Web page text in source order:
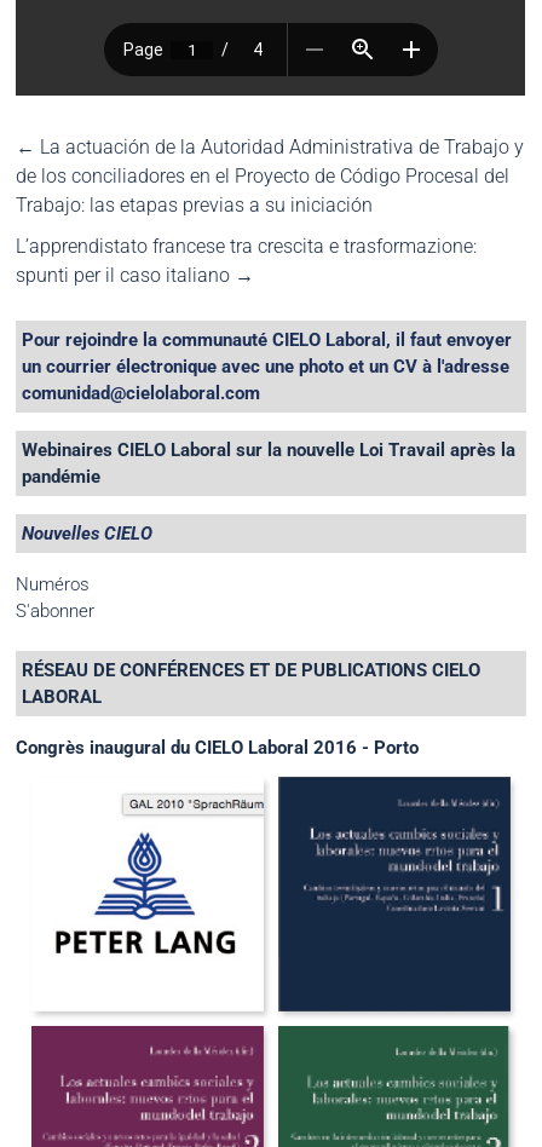
← La actuación de la Autoridad Administrativa de Trabajo y
de los conciliadores en el Proyecto de Código Procesal del
Trabajo: las etapas previas a su iniciación
L’apprendistato francese tra crescita e trasformazione:
spunti per il caso italiano →
Pour rejoindre la communauté CIELO Laboral, il faut envoyer
un courrier électronique avec une photo et un CV à l'adresse
comunidad@cielolaboral.com
Webinaires CIELO Laboral sur la nouvelle Loi Travail après la
pandémie
Nouvelles CIELO
Numéros
S'abonner
RÉSEAU DE CONFÉRENCES ET DE PUBLICATIONS CIELO
LABORAL
Congrès inaugural du CIELO Laboral 2016 - Porto